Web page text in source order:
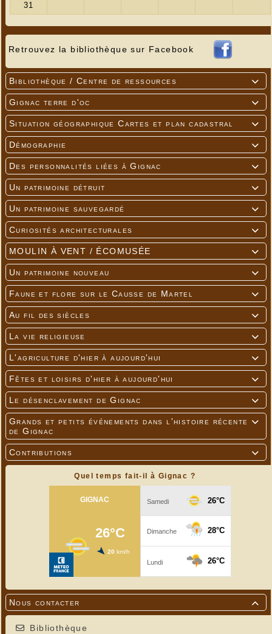
Retrouvez la bibliothèque sur Facebook

Bibliothèque / Centre de ressources

Gignac terre d'oc

Situation géographique Cartes et plan cadastral

Démographie

Des personnalités liées à Gignac

Un patrimoine détruit

Un patrimoine sauvegardé

Curiosités architecturales

MOULIN À VENT / ÉCOMUSÉE

Un patrimoine nouveau

Faune et flore sur le Causse de Martel

Au fil des siècles

La vie religieuse

L'agriculture d'hier à aujourd'hui

Fêtes et loisirs d'hier à aujourd'hui

Le désenclavement de Gignac

Grands et petits événements dans l'histoire récente
de Gignac

Contributions
Quel temps fait-il à Gignac ?

Nous contacter
Bibliothèque